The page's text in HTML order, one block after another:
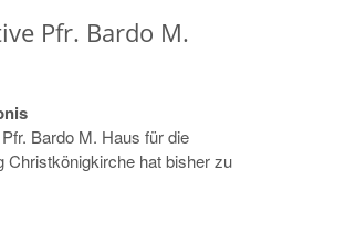
Pfr. Bardo M.
Bardo M. Haus für die
Christkönigkirche hat bisher zu